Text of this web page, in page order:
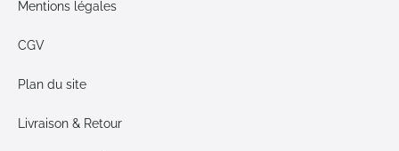
Mentions légales
CGV
Plan du site
Livraison & Retour